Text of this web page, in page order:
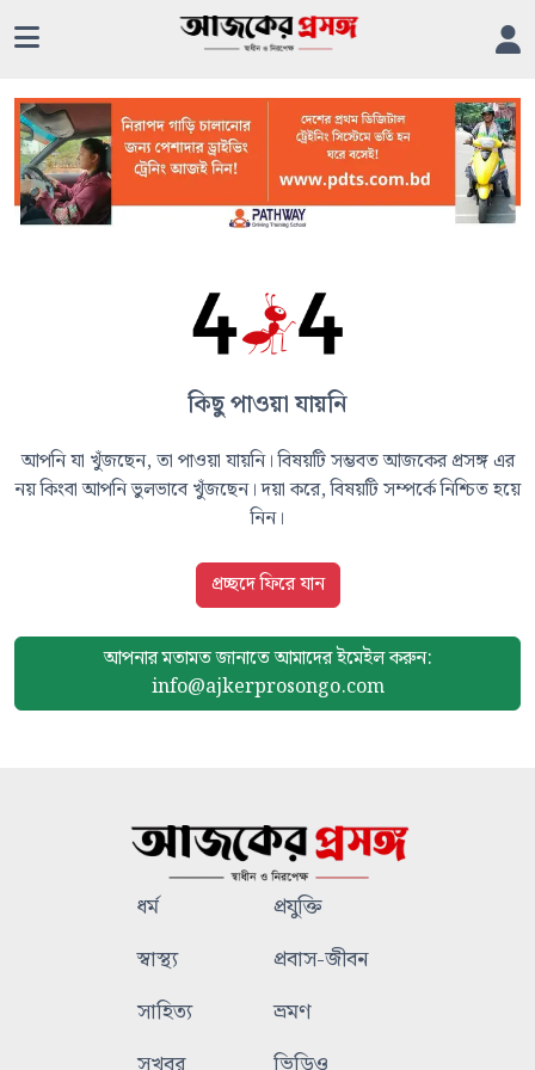
কিছু পাওয়া যায়নি
আপনি যা খুঁজছেন, তা পাওয়া যায়নি। বিষয়টি সম্ভবত আজকের প্রসঙ্গ এর
নয় কিংবা আপনি ভুলভাবে খুঁজছেন। দয়া করে, বিষয়টি সম্পর্কে নিশ্চিত হয়ে
নিন।
প্রচ্ছদে ফিরে যান
আপনার মতামত জানাতে আমাদেরইমেইল করুন:
info@ajkerprosongo.com
ধর্ম
প্রযুক্তি
স্বাস্থ্য
প্রবাস-জীবন
সাহিত্য
ভ্রমণ